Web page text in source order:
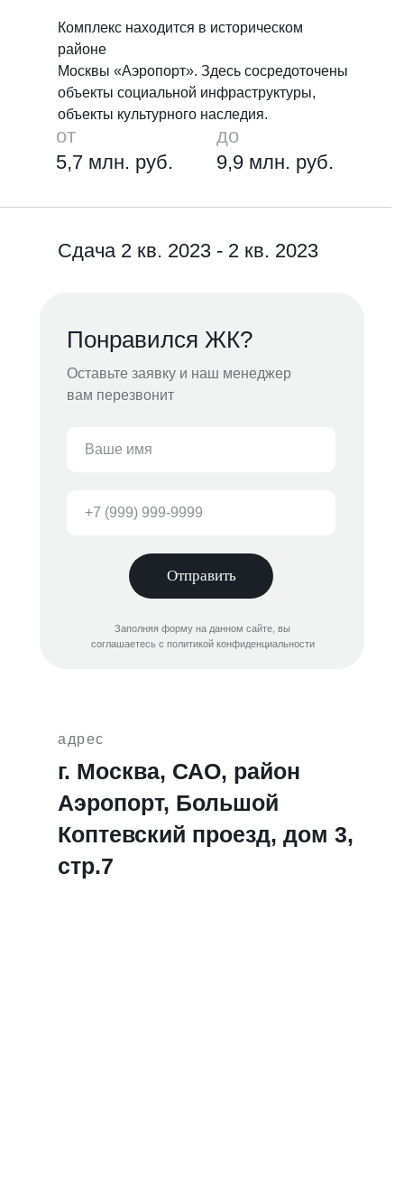
Оставьте заявку и наш менеджер
вам перезвонит
Понравился ЖК?
Заполняя форму на данном сайте, вы
соглашаетесь с политикой конфиденциальности
Комплекс находится в историческом
районе
Москвы «Аэропорт». Здесь сосредоточены
объекты социальной инфраструктуры,
объекты культурного наследия.
5,7 млн. руб.
Сдача 2 кв. 2023 - 2 кв. 2023
9,9 млн. руб.
от до
Отправить
адрес
г. Москва, САО, район
Аэропорт, Большой
Коптевский проезд, дом 3,
стр.7